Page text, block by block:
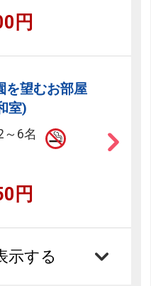
円
を望むお部屋
室)
～6名
円
示する